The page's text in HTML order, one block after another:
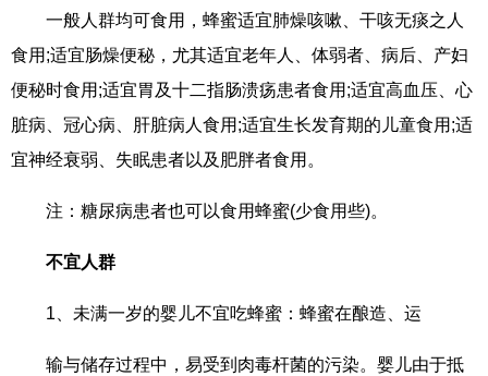
一般人群均可食用，蜂蜜适宜肺燥咳嗽、干咳无痰之人
食用;适宜肠燥便秘，尤其适宜老年人、体弱者、病后、产妇
便秘时食用;适宜胃及十二指肠溃疡患者食用;适宜高血压、心
脏病、冠心病、肝脏病人食用;适宜生长发育期的儿童食用;适
宜神经衰弱、失眠患者以及肥胖者食用。
注：糖尿病患者也可以食用蜂蜜(少食用些)。
不宜人群
1、未满一岁的婴儿不宜吃蜂蜜：蜂蜜在酿造、运
输与储存过程中，易受到肉毒杆菌的污染。婴儿由于抵